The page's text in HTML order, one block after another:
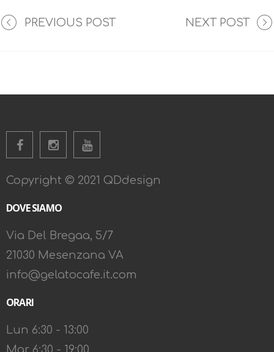
PREVIOUS POST NEXT POST
Copyright © 2021 QDdesign
DOVE SIAMO
Via Del Bregaa, 5/7
21030 Mesenzana VA
info@gelatocafe.it.com
ORARI
Lun 6:30 - 13:00
Mar 6:30 - 19:00